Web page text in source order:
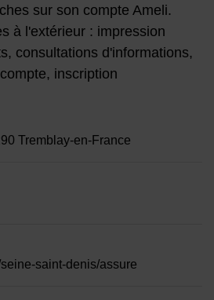
sur son compte Ameli.
à l'extérieur : impression
consultations d'informations,
inscription
Tremblay-en-France
saint-denis/assure